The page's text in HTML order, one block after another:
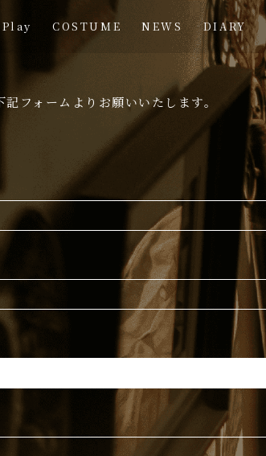
COSTUME NEWS DIARY
フォームよりお願いいたします。